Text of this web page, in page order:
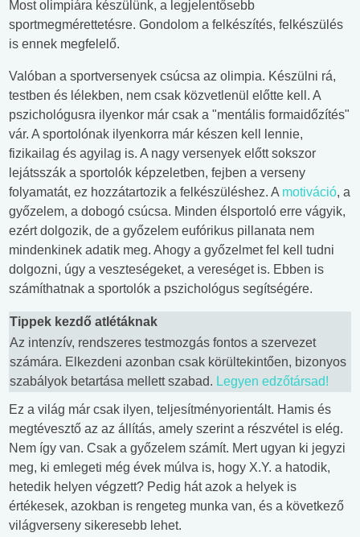
Most olimpiára készülünk, a legjelentősebb
sportmegmérettetésre. Gondolom a felkészítés, felkészülés
is ennek megfelelő.
Valóban a sportversenyek csúcsa az olimpia. Készülni rá,
testben és lélekben, nem csak közvetlenül előtte kell. A
pszichológusra ilyenkor már csak a "mentális formaidőzítés"
vár. A sportolónak ilyenkorra már készen kell lennie,
fizikailag és agyilag is. A nagy versenyek előtt sokszor
lejátsszák a sportolók képzeletben, fejben a verseny
folyamatát, ez hozzátartozik a felkészüléshez. A motiváció, a
győzelem, a dobogó csúcsa. Minden élsportoló erre vágyik,
ezért dolgozik, de a győzelem eufórikus pillanata nem
mindenkinek adatik meg. Ahogy a győzelmet fel kell tudni
dolgozni, úgy a veszteségeket, a vereséget is. Ebben is
számíthatnak a sportolók a pszichológus segítségére.
Tippek kezdő atlétáknak
Az intenzív, rendszeres testmozgás fontos a szervezet
számára. Elkezdeni azonban csak körültekintően, bizonyos
szabályok betartása mellett szabad. Legyen edzőtársad!
Ez a világ már csak ilyen, teljesítményorientált. Hamis és
megtévesztő az az állítás, amely szerint a részvétel is elég.
Nem így van. Csak a győzelem számít. Mert ugyan ki jegyzi
meg, ki emlegeti még évek múlva is, hogy X.Y. a hatodik,
hetedik helyen végzett? Pedig hát azok a helyek is
értékesek, azokban is rengeteg munka van, és a következő
világverseny sikeresebb lehet.